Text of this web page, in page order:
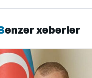
Bənzər xəbərlər